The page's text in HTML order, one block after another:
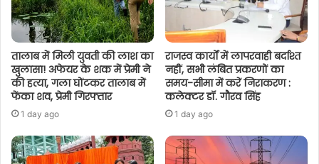
तालाब में मिली युवती की लाश का
खुलासा! अफेयर के शक में प्रेमी ने
की हत्या, गला घोंटकर तालाब में
फेंका शव, प्रेमी गिरफ्तार
1 day ago
राजस्व कार्यों में लापरवाही बर्दाश्त
नहीं, सभी लंबित प्रकरणों का
समय-सीमा में करें निराकरण :
कलेक्टर डॉ. गौरव सिंह
1 day ago